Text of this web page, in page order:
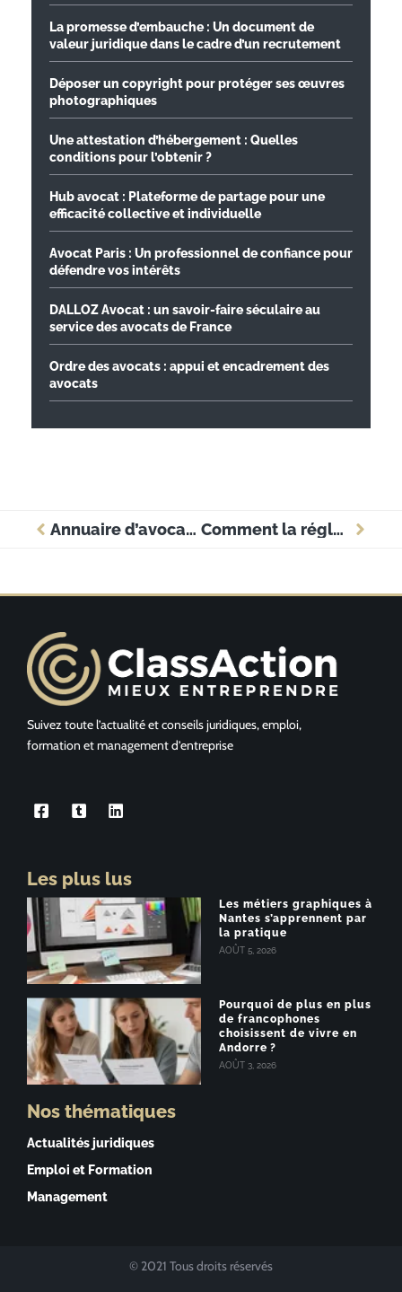
La promesse d’embauche : Un document de
valeur juridique dans le cadre d’un recrutement
Déposer un copyright pour protéger ses œuvres
photographiques
Une attestation d’hébergement : Quelles
conditions pour l’obtenir ?
Hub avocat : Plateforme de partage pour une
efficacité collective et individuelle
Avocat Paris : Un professionnel de confiance pour
défendre vos intérêts
DALLOZ Avocat : un savoir-faire séculaire au
service des avocats de France
Ordre des avocats : appui et encadrement des
avocats
Annuaire d’avocats en ligne : un outil pratique pour particuliers et professionnels Comment la réglementation européenne encadre-t-elle la protection des investisseurs face aux marchés volatils ?
Suivez toute l’actualité et conseils juridiques, emploi,
formation et management d’entreprise
Les plus lus
Les métiers graphiques à
Nantes s’apprennent par
la pratique
AOÛT 5, 2026
Pourquoi de plus en plus
de francophones
choisissent de vivre en
Andorre ?
AOÛT 3, 2026
Nos thématiques
Actualités juridiques
Emploi et Formation
Management
© 2021 Tous droits réservés